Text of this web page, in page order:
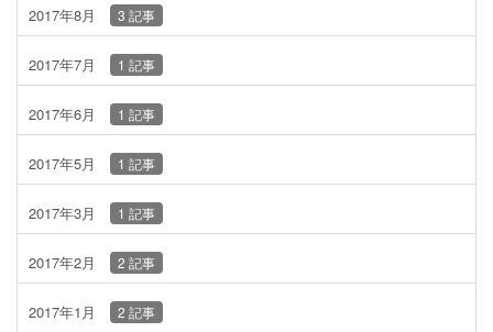
2017年8月 3 記事
2017年7月 1 記事
2017年6月 1 記事
2017年5月 1 記事
2017年3月 1 記事
2017年2月 2 記事
2017年1月 2 記事